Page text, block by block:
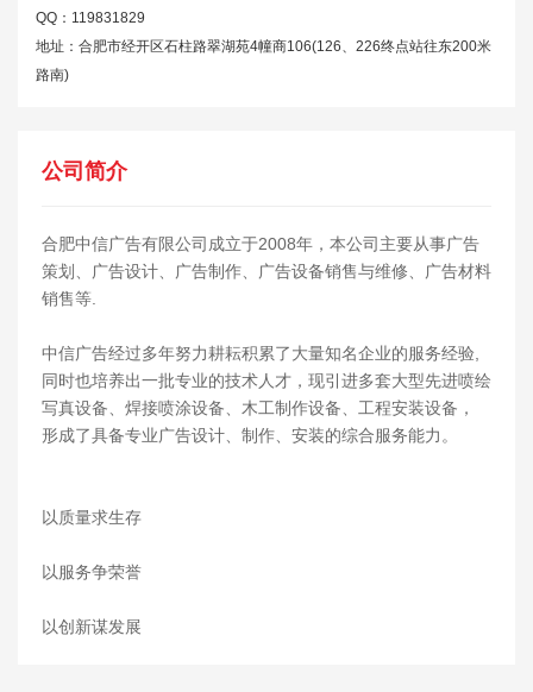
QQ：119831829
地址：合肥市经开区石柱路翠湖苑4幢商106(126、226终点站往东200米
路南)
公司简介
合肥中信广告有限公司成立于2008年，本公司主要从事广告
策划、广告设计、广告制作、广告设备销售与维修、广告材料
销售等.
中信广告经过多年努力耕耘积累了大量知名企业的服务经验,
同时也培养出一批专业的技术人才，现引进多套大型先进喷绘
写真设备、焊接喷涂设备、木工制作设备、工程安装设备，
形成了具备专业广告设计、制作、安装的综合服务能力。
以质量求生存
以服务争荣誉
以创新谋发展